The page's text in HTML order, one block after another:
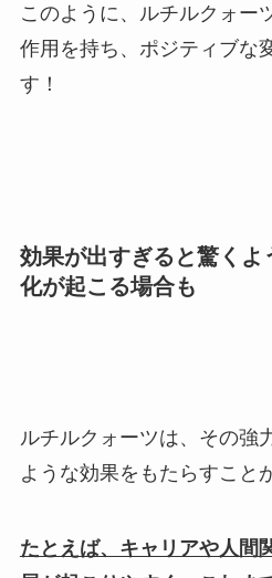
このように、ルチルクォー
作用を持ち、ポジティブな
す！
効果が出すぎると驚くよ
化が起こる場合も
ルチルクォーツは、その強
ような効果をもたらすこと
たとえば、キャリアや人間